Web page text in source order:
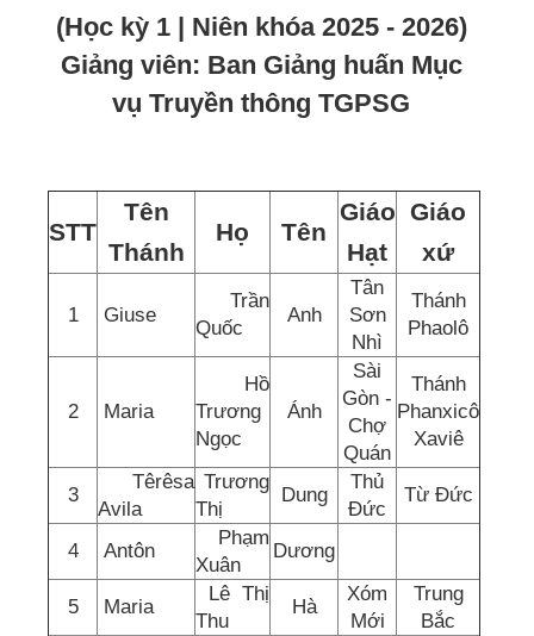
(Học kỳ 1 | Niên khóa 2025 - 2026)
Giảng viên: Ban Giảng huấn Mục
vụ Truyền thông TGPSG
STT
Tên
Thánh
Họ Tên
Giáo
Hạt
Giáo
xứ
1 Giuse
Trần
Quốc
Anh
Tân
Sơn
Nhì
Thánh
Phaolô
2 Maria
Hồ
Trương
Ngọc
Ánh
Sài
Gòn -
Chợ
Quán
Thánh
Phanxicô
Xaviê
3
Têrêsa
Avila
Trương
Thị
Dung
Thủ
Đức
Từ Đức
4 Antôn
Phạm
Xuân
Dương
5 Maria
Lê Thị
Thu
Hà
Xóm
Mới
Trung
Bắc